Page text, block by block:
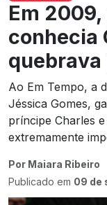
Em
conhecia
Ao Em Tempo, a
Jéssica Gomes,
príncipe Charles
extremamente
Por Maiara Ribeiro
Publicado em 09 de